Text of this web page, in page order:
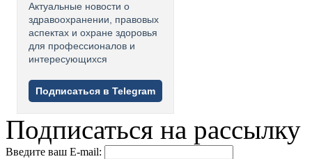
Актуальные новости о
здравоохранении, правовых
аспектах и охране здоровья
для профессионалов и
интересующихся
Подписаться в Telegram
Подписаться на рассылку
Введите ваш E-mail: